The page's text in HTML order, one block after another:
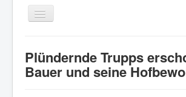
Verein
Plündernde Trupps
Bauer und seine